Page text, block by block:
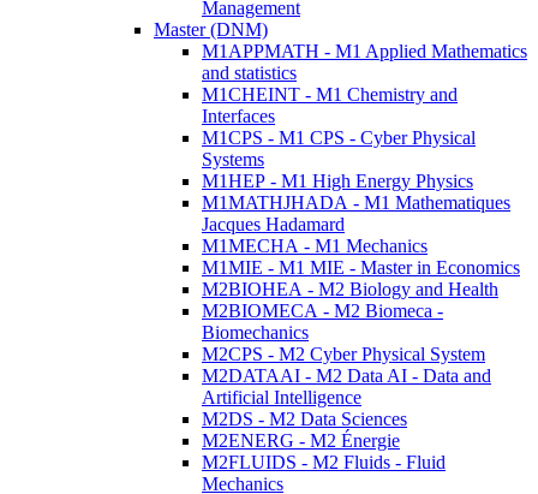
Management
Master (DNM)
M1APPMATH - M1 Applied Mathematics
and statistics
M1CHEINT - M1 Chemistry and
Interfaces
M1CPS - M1 CPS - Cyber Physical
Systems
M1HEP - M1 High Energy Physics
M1MATHJHADA - M1 Mathematiques
Jacques Hadamard
M1MECHA - M1 Mechanics
M1MIE - M1 MIE - Master in Economics
M2BIOHEA - M2 Biology and Health
M2BIOMECA - M2 Biomeca -
Biomechanics
M2CPS - M2 Cyber Physical System
M2DATAAI - M2 Data AI - Data and
Artificial Intelligence
M2DS - M2 Data Sciences
M2ENERG - M2 Énergie
M2FLUIDS - M2 Fluids - Fluid
Mechanics